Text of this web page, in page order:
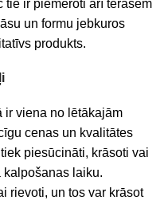
tie ir piemēroti arī terasēm
un formu jebkuros
produkts.
ir viena no lētākajām
cenas un kvalitātes
piesūcināti, krāsoti vai
laiku.
rievoti, un tos var krāsot